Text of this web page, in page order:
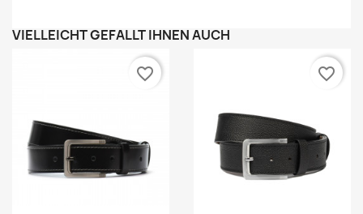
VIELLEICHT GEFÄLLT IHNEN AUCH
favorite_border favorite_border